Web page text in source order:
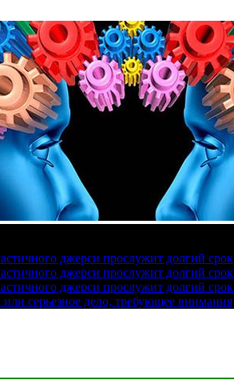
джерси прослужит долгий срок
джерси прослужит долгий срок
джерси прослужит долгий срок
серьезное дело, требующее внимания